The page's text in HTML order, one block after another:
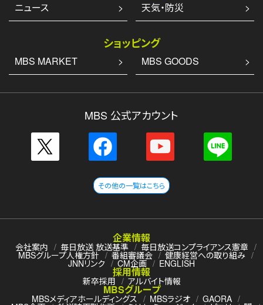
ニュース 天気・防災
ショッピング
MBS MARKET MBS GOODS
MBS 公式アカウント
その他の一覧はこちら
企業情報
会社案内 毎日放送 放送基準 毎日放送コンプライアンス憲章
MBSグループ人権方針 番組審議会 健康経営への取り組み
JNNリンク CM企画 ENGLISH
採用情報
新卒採用 アルバイト情報
MBSグループ
MBSメディアホールディングス MBSラジオ GAORA